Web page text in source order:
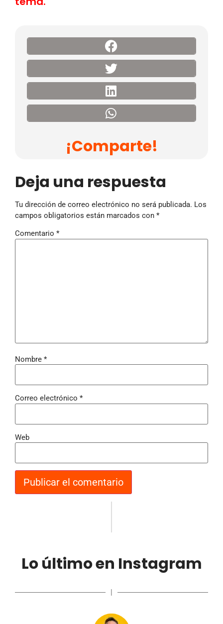
¡Comparte!
Deja una respuesta
Tu dirección de correo electrónico no será publicada. Los
campos obligatorios están marcados con *
Comentario *
Nombre *
Correo electrónico *
Web
Lo último en Instagram
|